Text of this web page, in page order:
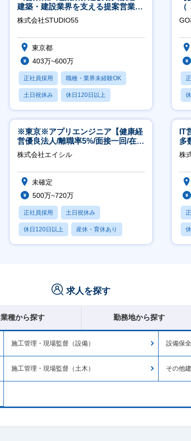
建築・建設業界を支える提案営業職
│年休125日◎フレックス
株式会社STUDIO55
東京都
403万~600万
正社員採用 職種・業界未経験OK
土日祝休み 休日120日以上
産休・育休あり
ポ
行
※東京※アプリエンジニア【健康経
営優良法人/離職率5%/面接一回/在宅
有/完休2日/上流案件多数】
株式会社エイシル
未確定
500万~720万
正社員採用 土日祝休み
休日120日以上 産休・育休あり
月残業20時間以内
IT
多
リ
株
求人を探す
業種から探す 勤務地から探す
施工管理・現場監督（設備） 設備保
施工管理・現場監督（土木） その他